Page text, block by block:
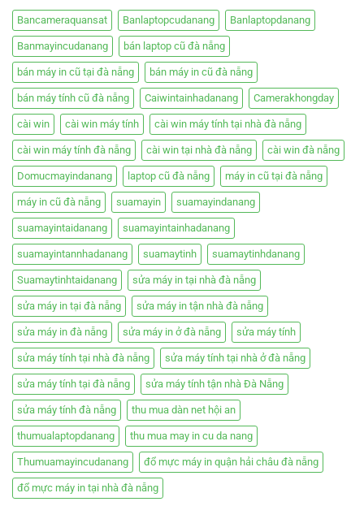
Bancameraquansat Banlaptopcudanang Banlaptopdanang
Banmayincudanang bán laptop cũ đà nẵng
bán máy in cũ tại đà nẵng bán máy in cũ đà nẵng
bán máy tính cũ đà nẵng Caiwintainhadanang Camerakhongday
cài win cài win máy tính cài win máy tính tại nhà đà nẵng
cài win máy tính đà nẵng cài win tại nhà đà nẵng cài win đà nẵng
Domucmayindanang laptop cũ đà nẵng máy in cũ tại đà nẵng
máy in cũ đà nẵng suamayin suamayindanang
suamayintaidanang suamayintainhadanang
suamayintannhadanang suamaytinh suamaytinhdanang
Suamaytinhtaidanang sửa máy in tại nhà đà nẵng
sửa máy in tại đà nẵng sửa máy in tận nhà đà nẵng
sửa máy in đà nẵng sửa máy in ở đà nẵng sửa máy tính
sửa máy tính tại nhà đà nẵng sửa máy tính tại nhà ở đà nẵng
sửa máy tính tại đà nẵng sửa máy tính tận nhà Đà Nẵng
sửa máy tính đà nẵng thu mua dàn net hội an
thumualaptopdanang thu mua may in cu da nang
Thumuamayincudanang đổ mực máy in quận hải châu đà nẵng
đổ mực máy in tại nhà đà nẵng